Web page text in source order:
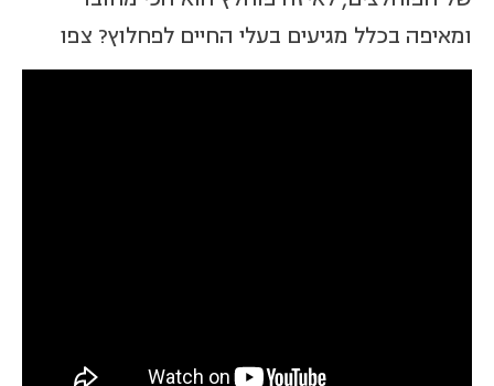
ומאיפה בכלל מגיעים בעלי החיים לפחלוץ? צפו